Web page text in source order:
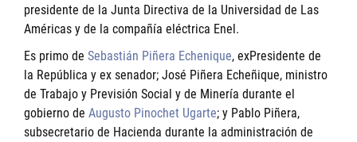
presidente de la Junta Directiva de la Universidad de Las
Américas y de la compañía eléctrica Enel.
Es primo de Sebastián Piñera Echenique, exPresidente de
la República y ex senador; José Piñera Echeñique, ministro
de Trabajo y Previsión Social y de Minería durante el
gobierno de Augusto Pinochet Ugarte; y Pablo Piñera,
subsecretario de Hacienda durante la administración de